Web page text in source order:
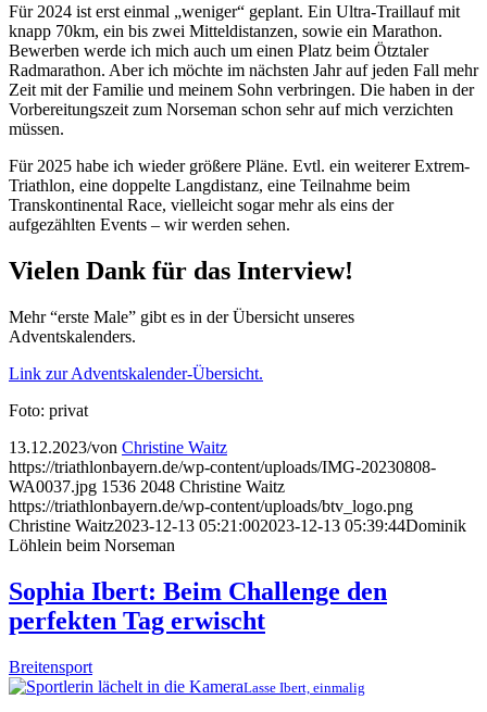
Für 2024 ist erst einmal „weniger“ geplant. Ein Ultra-Traillauf mit
knapp 70km, ein bis zwei Mitteldistanzen, sowie ein Marathon.
Bewerben werde ich mich auch um einen Platz beim Ötztaler
Radmarathon. Aber ich möchte im nächsten Jahr auf jeden Fall mehr
Zeit mit der Familie und meinem Sohn verbringen. Die haben in der
Vorbereitungszeit zum Norseman schon sehr auf mich verzichten
müssen.
Für 2025 habe ich wieder größere Pläne. Evtl. ein weiterer Extrem-
Triathlon, eine doppelte Langdistanz, eine Teilnahme beim
Transkontinental Race, vielleicht sogar mehr als eins der
aufgezählten Events – wir werden sehen.
Vielen Dank für das Interview!
Mehr “erste Male” gibt es in der Übersicht unseres
Adventskalenders.
Link zur Adventskalender-Übersicht.
Foto: privat
13.12.2023/von Christine Waitz
https://triathlonbayern.de/wp-content/uploads/IMG-20230808-
WA0037.jpg 1536 2048 Christine Waitz
https://triathlonbayern.de/wp-content/uploads/btv_logo.png
Christine Waitz2023-12-13 05:21:002023-12-13 05:39:44Dominik
Löhlein beim Norseman
Sophia Ibert: Beim Challenge den
perfekten Tag erwischt
Breitensport
Lasse Ibert, einmalig